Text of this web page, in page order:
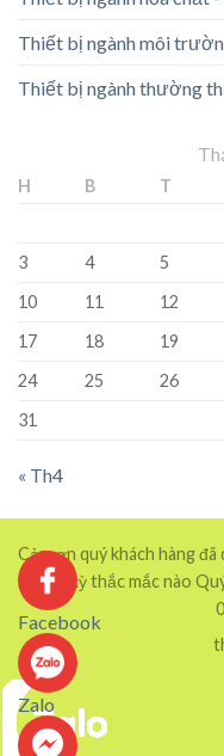
Thiết bị ngành môi
Thiết bị ngành thường
H B T
3
4 5
10
11 12
17
18 19
24
25 26
31
« Th4
Cảm ơn quý khách hàng
có bất kỳ thắc mắc nào
Zalo
Facebook